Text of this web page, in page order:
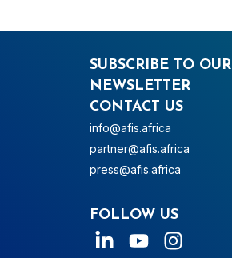
SUBSCRIBE TO OUR
NEWSLETTER
CONTACT US
info@afis.africa
partner@afis.africa
press@afis.africa
FOLLOW US